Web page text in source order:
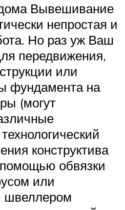
Вывешивание
непростая и
Но раз уж Ваш
передвижения,
или
фундамента на
(могут
конструктива
обвязки
или
швеллером